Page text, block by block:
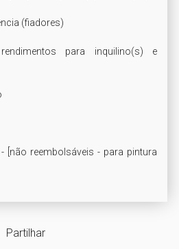
Partilhar
(fiadores)
para inquilino(s) e
[não reembolsáveis - para pintura